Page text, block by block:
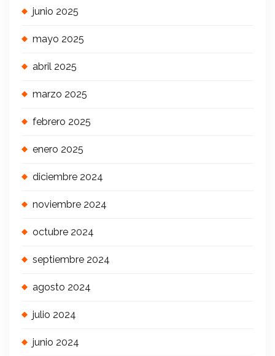
junio 2025
mayo 2025
abril 2025
marzo 2025
febrero 2025
enero 2025
diciembre 2024
noviembre 2024
octubre 2024
septiembre 2024
agosto 2024
julio 2024
junio 2024